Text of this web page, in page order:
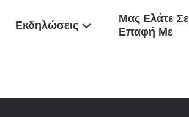
Εκδηλώσεις
Μας Ελάτε Σε
Επαφή Με